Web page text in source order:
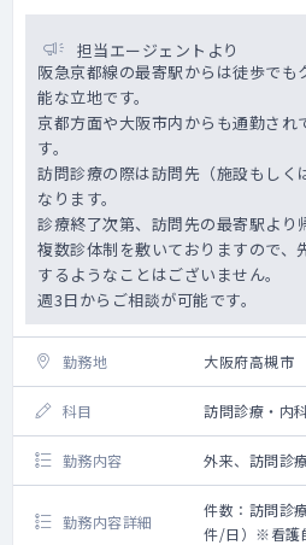
（若年層～高
担当エージェントより
阪急京都線の最寄駅からは徒歩で
能な立地です。
京都方面や大阪市内からも通勤され
す。
訪問診療の際は訪問先（施設もしく
なります。
診療終了次第、訪問先の最寄駅より
複数診体制を敷いておりますので、
するようなことはございません。
週3日からご相談が可能です。
勤務地 大阪府高槻市
科目 訪問診療・内
勤務内容 外来、訪問診
勤務内容詳細
件数：訪問診
件/日）※看護